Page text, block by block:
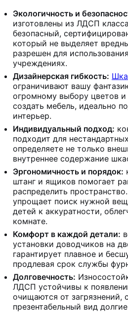
Экологичность и
изготовлены из ЛДСП
безопасный,
который не выделяет
разрешен для
учреждениях.
Дизайнерская гибкость:
ограничивают вашу
огромному выбору цветов
создать мебель, идеально
интерьер.
Индивидуальный подход: к
подходит для
определяете не только
внутреннее содержание
Эргономичность и порядок:
штанг и ящиков помогает
распределить
упрощает поиск нужной
детей к аккуратности,
комнате.
Комфорт в каждой детали:
установки доводчиков на
гарантирует плавное и
продлевая срок службы
Долговечность:
ЛДСП устойчивы к
очищаются от загрязнений,
презентабельный вид